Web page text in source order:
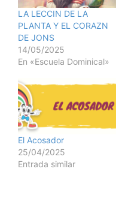
LA LECCIN DE LA
PLANTA Y EL CORAZN
DE JONS
14/05/2025
En «Escuela Dominical»
El Acosador
25/04/2025
Entrada similar